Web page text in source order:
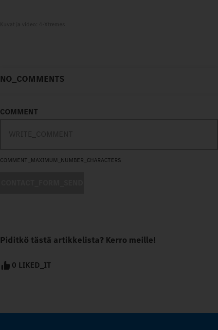
NO_COMMENTS
COMMENT
COMMENT_MAXIMUM_NUMBER_CHARACTERS
Piditkö tästä artikkelista? Kerro meille!
0 LIKED_IT